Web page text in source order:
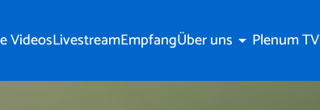
VideosLivestreamEmpfangÜber uns arrow_drop_down Plenum TV